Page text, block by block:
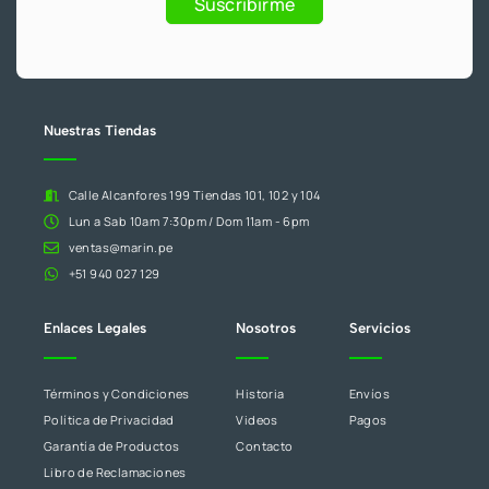
blanco.
Nuestras Tiendas
Calle Alcanfores 199 Tiendas 101, 102 y 104
Lun a Sab 10am 7:30pm / Dom 11am - 6pm
ventas@marin.pe
+51 940 027 129
Enlaces Legales
Términos y Condiciones
Política de Privacidad
Garantía de Productos
Libro de Reclamaciones
Nosotros
Historia
Videos
Contacto
Servicios
Envíos
Pagos